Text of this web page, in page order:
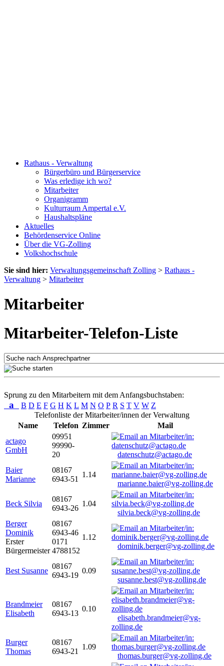
Rathaus - Verwaltung
Bürgerbüro und Bürgerservice
Was erledige ich wo?
Mitarbeiter
Organigramm
Kulturraum Ampertal e.V.
Haushaltspläne
Aktuelles
Behördenservice Online
Über die VG-Zolling
Volkshochschule
Sie sind hier: Verwaltungsgemeinschaft Zolling > Rathaus -
Verwaltung > Mitarbeiter
Mitarbeiter
Mitarbeiter-Telefon-Liste
Sprung zu den Mitarbeitern mit dem Anfangsbuchstaben:
a B D E F G H K L M N O P R S T V W Z
Telefonliste der Mitarbeiter/innen der Verwaltung
Name
Telefon Zimmer
Mail
actago
GmbH
09951
99990-
20
datenschutz@actago.de
Baier
Marianne
08167
6943-51
1.14
marianne.baier@vg-zolling.de
Beck Silvia
08167
6943-26
1.04
silvia.beck@vg-zolling.de
Berger
Dominik
Erster
Bürgermeister
08167
6943-46
0171
4788152
1.12
dominik.berger@vg-zolling.de
Best Susanne
08167
6943-19
0.09
susanne.best@vg-zolling.de
Brandmeier
Elisabeth
08167
6943-13
0.10
elisabeth.brandmeier@vg-
zolling.de
Burger
Thomas
08167
6943-21
1.09
thomas.burger@vg-zolling.de